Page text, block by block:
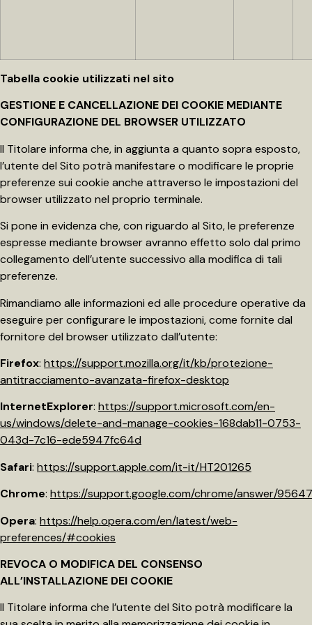
Tabella cookie utilizzati nel sito
GESTIONE E CANCELLAZIONE DEI COOKIE MEDIANTE
CONFIGURAZIONE DEL BROWSER UTILIZZATO
Il Titolare informa che, in aggiunta a quanto sopra esposto,
l’utente del Sito potrà manifestare o modificare le proprie
preferenze sui cookie anche attraverso le impostazioni del
browser utilizzato nel proprio terminale.
Si pone in evidenza che, con riguardo al Sito, le preferenze
espresse mediante browser avranno effetto solo dal primo
collegamento dell’utente successivo alla modifica di tali
preferenze.
Rimandiamo alle informazioni ed alle procedure operative da
eseguire per configurare le impostazioni, come fornite dal
fornitore del browser utilizzato dall’utente:
Firefox: https://support.mozilla.org/it/kb/protezione-
antitracciamento-avanzata-firefox-desktop
InternetExplorer: https://support.microsoft.com/en-
us/windows/delete-and-manage-cookies-168dab11-0753-
043d-7c16-ede5947fc64d
Safari: https://support.apple.com/it-it/HT201265
Chrome: https://support.google.com/chrome/answer/95647
Opera: https://help.opera.com/en/latest/web-
preferences/#cookies
REVOCA O MODIFICA DEL CONSENSO
ALL’INSTALLAZIONE DEI COOKIE
Il Titolare informa che l’utente del Sito potrà modificare la